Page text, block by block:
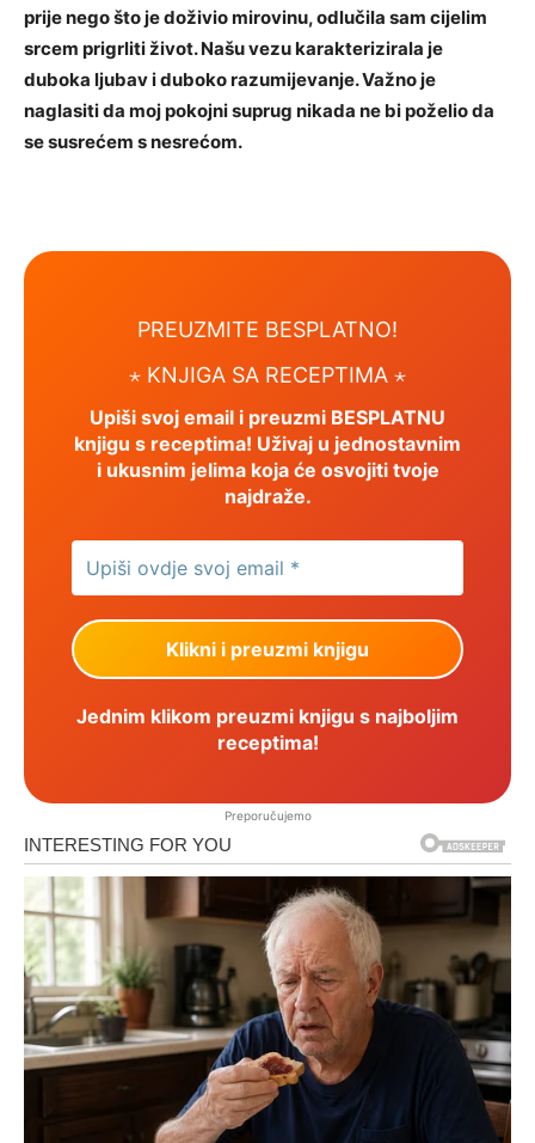
prije nego što je doživio mirovinu, odlučila sam cijelim
srcem prigrliti život. Našu vezu karakterizirala je
duboka ljubav i duboko razumijevanje. Važno je
naglasiti da moj pokojni suprug nikada ne bi poželio da
se susrećem s nesrećom.
PREUZMITE BESPLATNO!
⋆ KNJIGA SA RECEPTIMA ⋆
Upiši svoj email i preuzmi BESPLATNU
knjigu s receptima! Uživaj u jednostavnim
i ukusnim jelima koja će osvojiti tvoje
najdraže.
Jednim klikom preuzmi knjigu s najboljim
receptima!
Preporučujemo